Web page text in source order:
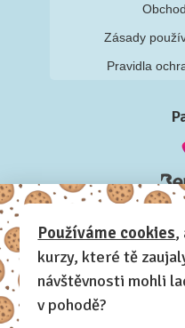
Zásady
Pravidla
Používáme cookies,
kurzy, které tě
návštěvnosti mohli
v pohodě?